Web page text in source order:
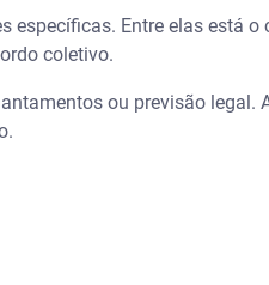
específicas. Entre elas está o
coletivo.
ou previsão legal.